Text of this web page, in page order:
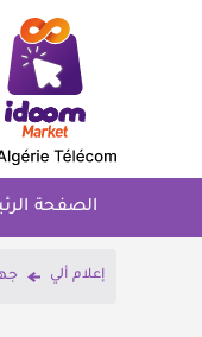
الصفحة
إعلام ألي